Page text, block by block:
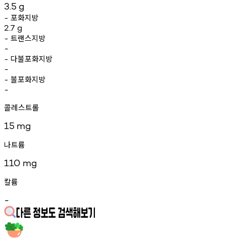
3.5 g
- 포화지방
2.7 g
- 트랜스지방
-
- 다불포화지방
-
- 불포화지방
-
콜레스트롤
15 mg
나트륨
110 mg
칼륨
-